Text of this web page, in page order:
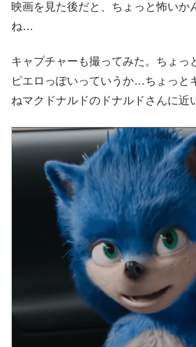
映画を見た後だと、ちょっと怖いか
ね…
キャプチャーも撮ってみた。ちょっ
ピエロっぽいっていうか…ちょっと
ねマクドナルドのドナルドさんに近